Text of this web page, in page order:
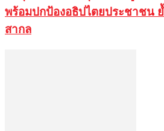
พร้อมปกป้องอธิปไตยประชาชน
สากล